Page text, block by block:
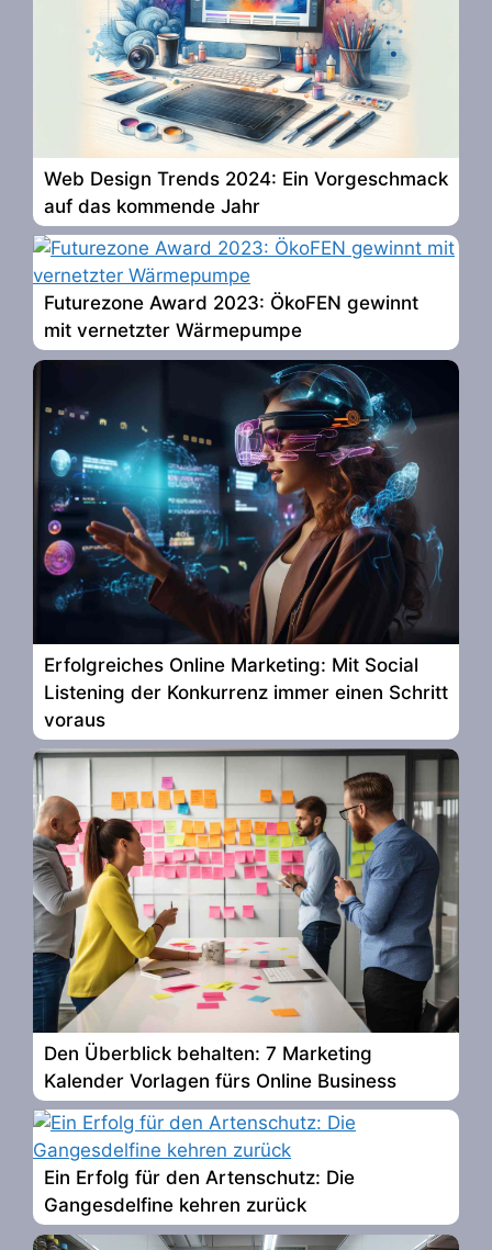
Web Design Trends 2024: Ein Vorgeschmack
auf das kommende Jahr
Futurezone Award 2023: ÖkoFEN gewinnt
mit vernetzter Wärmepumpe
Erfolgreiches Online Marketing: Mit Social
Listening der Konkurrenz immer einen Schritt
voraus
Den Überblick behalten: 7 Marketing
Kalender Vorlagen fürs Online Business
Ein Erfolg für den Artenschutz: Die
Gangesdelfine kehren zurück